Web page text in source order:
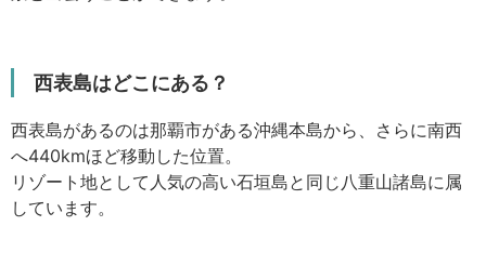
西表島はどこにある？
西表島があるのは那覇市がある沖縄本島から、さらに南西
へ440kmほど移動した位置。
リゾート地として人気の高い石垣島と同じ八重山諸島に属
しています。